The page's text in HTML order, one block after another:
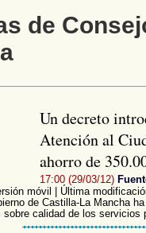
de
Un decreto
Atención al
ahorro de
17:00 (29/03/12)
móvil | Última
de Castilla-La Mancha
sobre calidad de los servicios